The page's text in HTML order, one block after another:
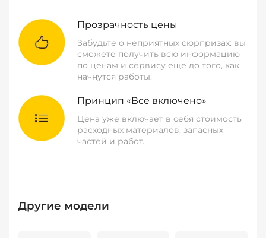
Прозрачность цены
Забудьте о неприятных сюрпризах: вы
сможете получить всю информацию
по ценам и сервису еще до того, как
начнутся работы.
Принцип «Все включено»
Цена уже включает в себя стоимость
расходных материалов, запасных
частей и работ.
Другие модели